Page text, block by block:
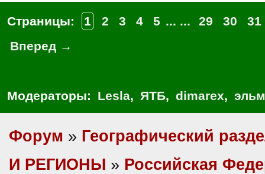
Страницы: 1 2 3 4 5 ... ... 29 30
31
Вперед →
Модераторы: Lesla, ЯТБ, dimarex,
Форум » Географический
И РЕГИОНЫ » Российская